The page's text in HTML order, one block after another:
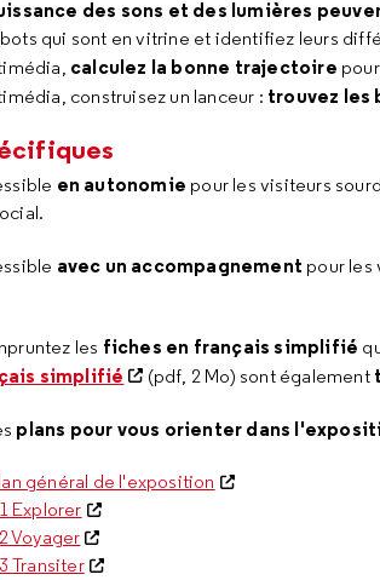
des sons et des lumières
qui sont en vitrine et identifiez leurs
calculez la bonne trajectoire
construisez un lanceur : trouvez les
en autonomie pour les visiteurs
avec un accompagnement pour les
les fiches en français simplifié
simplifié (pdf, 2 Mo) sont également
plans pour vous orienter dans
général de l'exposition
Explorer
Voyager
Transiter